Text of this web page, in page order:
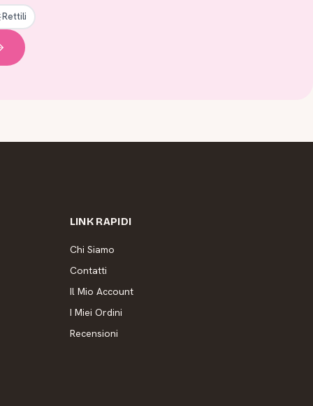
Rettili
LINK RAPIDI
Chi Siamo
Contatti
Il Mio Account
I Miei Ordini
Recensioni